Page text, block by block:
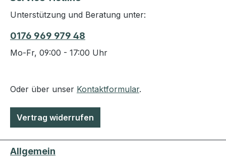
Unterstützung und Beratung unter:
0176 969 979 48
Mo-Fr, 09:00 - 17:00 Uhr
Oder über unser Kontaktformular.
Vertrag widerrufen
Allgemein